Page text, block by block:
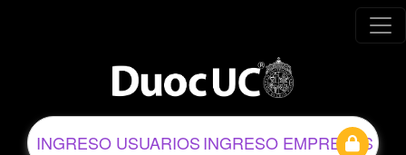
INGRESO USUARIOSINGRESO EMPRESAS